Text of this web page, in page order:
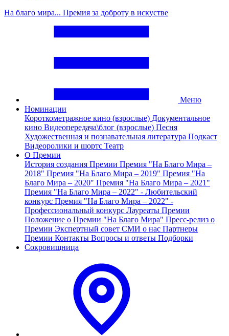
На благо мира... Премия за доброту в искустве
Меню
Номинации
Короткометражное кино (взрослые) Документальное
кино Видеопередача\блог (взрослые) Песня
Художественная и познавательная литература Подкаст
Видеоролики и шортс Театр
О Премии
История создания Премии Премия "На Благо Мира –
2018" Премия "На Благо Мира – 2019" Премия "На
Благо Мира – 2020" Премия "На Благо Мира – 2021"
Премия "На Благо Мира – 2022" - Любительский
конкурс Премия "На Благо Мира – 2022" -
Профессиональный конкурс Лауреаты Премии
Положение о Премии "На Благо Мира" Пресс-релиз о
Премии Экспертный совет СМИ о нас Партнеры
Премии Контакты Вопросы и ответы Подборки
Сокровищница